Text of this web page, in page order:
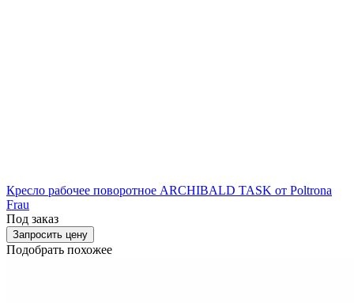
Кресло рабочее поворотное ARCHIBALD TASK от Poltrona
Frau
Под заказ
Запросить цену
Подобрать похожее